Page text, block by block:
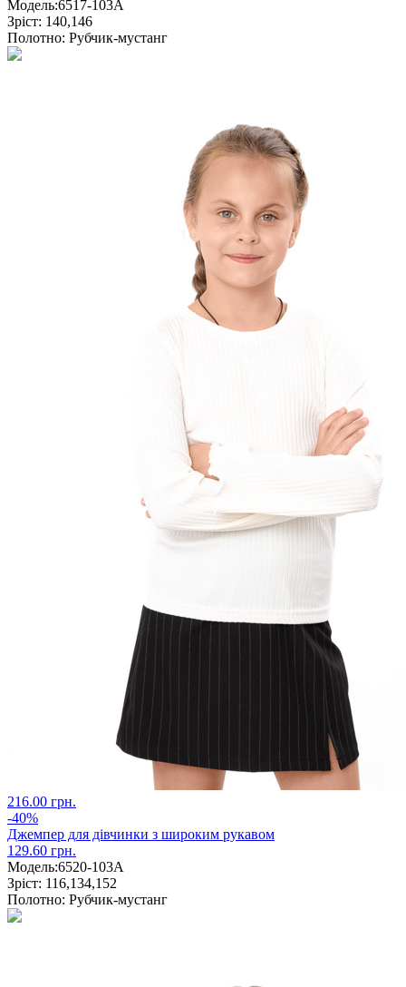
Модель:6517-103А
Зріст: 140,146
Полотно: Рубчик-мустанг
216.00 грн.
-40%
Джемпер для дівчинки з широким рукавом
129.60 грн.
Модель:6520-103А
Зріст: 116,134,152
Полотно: Рубчик-мустанг